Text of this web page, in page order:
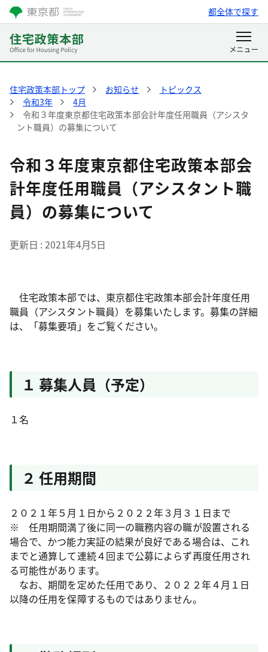
都全体で探す
住宅政策本部トップ お知らせ
トピックス
令和3年
4月
令和３年度東京都住宅政策本部会計年度任用職員（アシスタ
ント職員）の募集について
令和３年度東京都住宅政策本部会
計年度任用職員（アシスタント職
員）の募集について
更新日 2021年4月5日
住宅政策本部では、東京都住宅政策本部会計年度任用
職員（アシスタント職員）を募集いたします。募集の詳細
は、「募集要項」をご覧ください。
１ 募集人員（予定）
１名
２ 任用期間
２０２１年５月１日から２０２２年３月３１日まで
※ 任用期間満了後に同一の職務内容の職が設置される
場合で、かつ能力実証の結果が良好である場合は、これ
までと通算して連続４回まで公募によらず再度任用され
る可能性があります。
なお、期間を定めた任用であり、２０２２年４月１日
以降の任用を保障するものではありません。